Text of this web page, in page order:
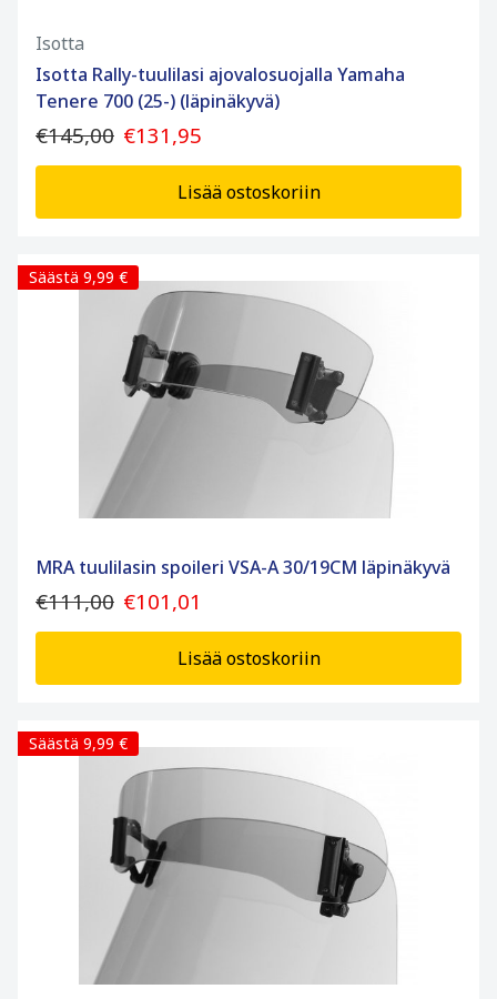
Isotta
Isotta Rally-tuulilasi ajovalosuojalla Yamaha
Tenere 700 (25-) (läpinäkyvä)
€145,00 €131,95
Lisää ostoskoriin
Säästä 9,99 €
MRA tuulilasin spoileri VSA-A 30/19CM läpinäkyvä
€111,00 €101,01
Lisää ostoskoriin
Säästä 9,99 €